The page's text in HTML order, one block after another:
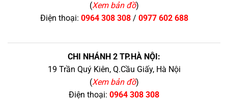
(Xem bản đồ)
Điện thoại: 0964 308 308/ 0977 602 688
CHI NHÁNH 2 TP.HÀ NỘI:
19 Trần Quý Kiên, Q.Cầu Giấy, Hà Nội
(Xem bản đồ)
Điện thoại: 0964 308 308